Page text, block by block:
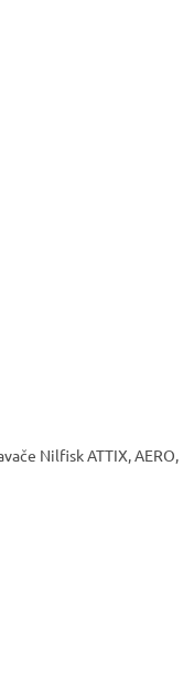
Nilfisk ATTIX, AERO,